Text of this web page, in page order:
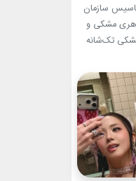
سازمان
مشکی و
تک‌شانه
ظاهر خود را
مشکی و